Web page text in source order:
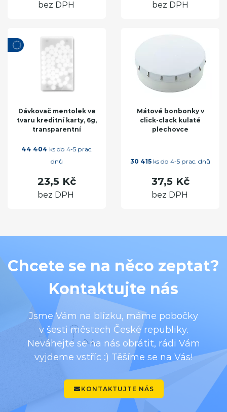
bez DPH bez DPH
Dávkovač mentolek ve
tvaru kreditní karty, 6g,
transparentní
44 404 ks do 4-5 prac.
dnů
23,5 Kč
bez DPH
Mátové bonbonky v
click-clack kulaté
plechovce
30 415 ks do 4-5 prac. dnů
37,5 Kč
bez DPH
Chcete se na něco zeptat?
Kontaktujte nás
Jsme Vám na blízku, máme pobočky
v šesti městech České republiky.
Neváhejte se na nás obrátit, rádi Vám
vyjdeme vstříc :) Těšíme se na Vás!
KONTAKTUJTE NÁS